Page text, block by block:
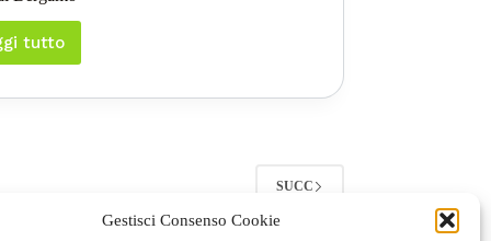
Gestisci Consenso Cookie
tutto
Il
patrimonio
SUCC